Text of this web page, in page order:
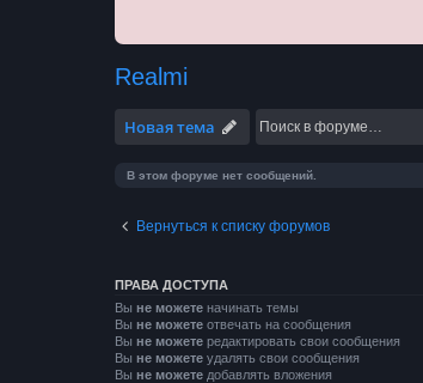
Realmi
Новая тема
В этом форуме нет сообщений.
Вернуться к списку форумов
ПРАВА ДОСТУПА
Вы не можете начинать темы
Вы не можете отвечать на сообщения
Вы не можете редактировать свои сообщения
Вы не можете удалять свои сообщения
Вы не можете добавлять вложения